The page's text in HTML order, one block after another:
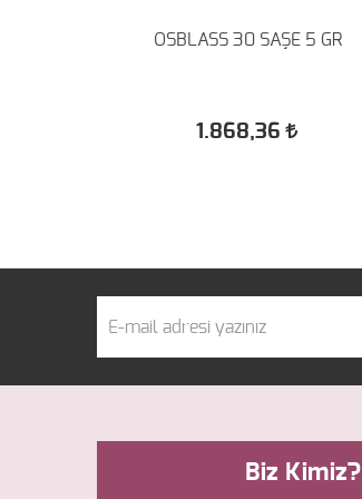
OSBLASS 30 SAŞE 5 GR
1.868,36
Biz Kimiz?